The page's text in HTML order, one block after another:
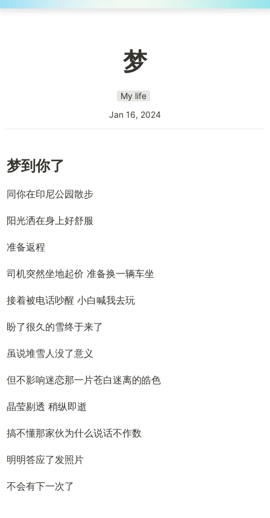
梦
My life
Jan 16, 2024
梦到你了
同你在印尼公园散步
阳光洒在身上好舒服
准备返程
司机突然坐地起价 准备换一辆车坐
接着被电话吵醒 小白喊我去玩
盼了很久的雪终于来了
虽说堆雪人没了意义
但不影响迷恋那一片苍白迷离的皓色
晶莹剔透 稍纵即逝
搞不懂那家伙为什么说话不作数
明明答应了发照片
不会有下一次了